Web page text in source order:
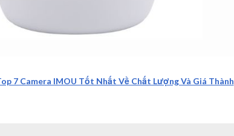
7 Camera IMOU Tốt Nhất Về Chất Lượng Và Giá Thành